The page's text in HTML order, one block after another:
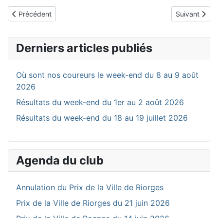
Article précédent : Résultats du week-end du 30 au 31 mai 2026
Précédent Article
Suivant
Derniers articles publiés
Où sont nos coureurs le week-end du 8 au 9 août
2026
Résultats du week-end du 1er au 2 août 2026
Résultats du week-end du 18 au 19 juillet 2026
Agenda du club
Annulation du Prix de la Ville de Riorges
Prix de la Ville de Riorges du 21 juin 2026